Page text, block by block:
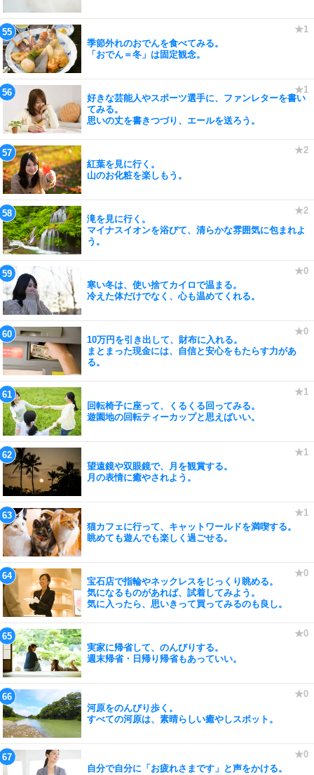
季節外れのおでんを食べてみる。
「おでん＝冬」は固定観念。
好きな芸能人やスポーツ選手に、ファンレターを書い
てみる。
思いの丈を書きつづり、エールを送ろう。
紅葉を見に行く。
山のお化粧を楽しもう。
滝を見に行く。
マイナスイオンを浴びて、清らかな雰囲気に包まれよ
う。
寒い冬は、使い捨てカイロで温まる。
冷えた体だけでなく、心も温めてくれる。
10万円を引き出して、財布に入れる。
まとまった現金には、自信と安心をもたらす力があ
る。
回転椅子に座って、くるくる回ってみる。
遊園地の回転ティーカップと思えばいい。
望遠鏡や双眼鏡で、月を観賞する。
月の表情に癒やされよう。
猫カフェに行って、キャットワールドを満喫する。
眺めても遊んでも楽しく過ごせる。
宝石店で指輪やネックレスをじっくり眺める。
気になるものがあれば、試着してみよう。
気に入ったら、思いきって買ってみるのも良し。
実家に帰省して、のんびりする。
週末帰省・日帰り帰省もあっていい。
河原をのんびり歩く。
すべての河原は、素晴らしい癒やしスポット。
自分で自分に「お疲れさまです」と声をかける。